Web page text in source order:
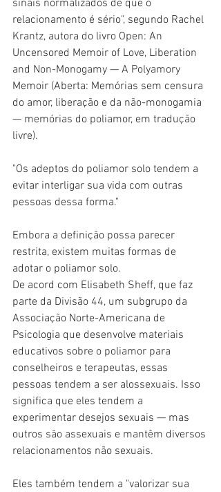
sinais normalizados de que o
relacionamento é sério", segundo Rachel
Krantz, autora do livro Open: An
Uncensored Memoir of Love, Liberation
and Non-Monogamy — A Polyamory
Memoir (Aberta: Memórias sem censura
do amor, liberação e da não-monogamia
— memórias do poliamor, em tradução
livre).
"Os adeptos do poliamor solo tendem a
evitar interligar sua vida com outras
pessoas dessa forma."
Embora a definição possa parecer
restrita, existem muitas formas de
adotar o poliamor solo.
De acord com Elisabeth Sheff, que faz
parte da Divisão 44, um subgrupo da
Associação Norte-Americana de
Psicologia que desenvolve materiais
educativos sobre o poliamor para
conselheiros e terapeutas, essas
pessoas tendem a ser alossexuais. Isso
significa que eles tendem a
experimentar desejos sexuais — mas
outros são assexuais e mantêm diversos
relacionamentos não sexuais.
Eles também tendem a "valorizar sua